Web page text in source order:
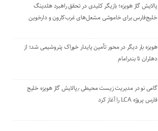
پالایش گاز هویزه؛ بازیگر کلیدی در تحقق راهبرد هلدینگ
خلیج‌فارس برای خاموشی مشعل‌های غرب‌کارون و دارخوین
هویزه بار دیگر در محور تأمین پایدار خوراک پتروشیمی شد؛ از
دهلران تا بندرامام
گامی نو در مدیریت زیست ‌محیطی ٫پالایش گاز هویزه خلیج
‌فارس پروژه LCA را آغاز کرد